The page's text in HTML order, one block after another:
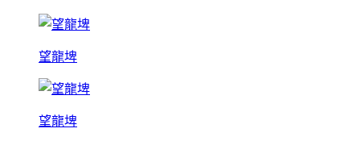
望龍埤
望龍埤